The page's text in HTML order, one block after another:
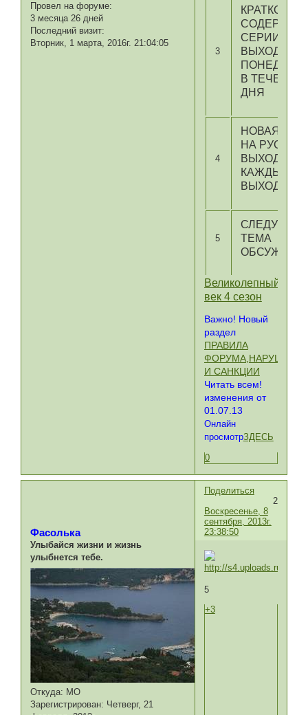
Провел на форуме:
3 месяца 26 дней
Последний визит:
Вторник, 1 марта, 2016г. 21:04:05
3
КРАТКОЕ
СЕРИИ
ВЫХОДИТ В
В ТЕЧЕНИЕ
ДНЯ
4
НОВАЯ
НА
ВЫХОДИТ
КАЖДЫЕ
ВЫХОДНЫЕ
5
ТЕМА
Великолепный
век 4 сезон
Важно! Новый
раздел
ПРАВИЛА
И САНКЦИИ
Читать всем!
изменения от
01.07.13
Онлайн
просмотрЗДЕСЬ
0
Поделиться
2
Воскресенье, 8
сентября, 2013г.
23:38:50
Фасолька
Улыбайся жизни и жизнь
улыбнется тебе.
Откуда: МО
Зарегистрирован: Четверг, 21
5
+3